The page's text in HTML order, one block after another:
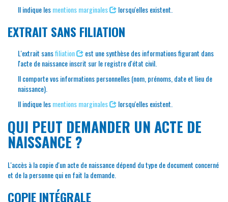
Il indique lesmentions marginales lorsqu'elles existent.
EXTRAIT SANS FILIATION
L'extrait sansfiliation
est une synthèse des informations figurant dans
l'acte de naissance inscrit sur le registre d'état civil.
Il comporte vos informations personnelles (nom, prénoms, date et lieu de
naissance).
Il indique lesmentions marginales lorsqu'elles existent.
QUI PEUT DEMANDER UN ACTE DE
NAISSANCE ?
L'accès à la copie d'un acte de naissance dépend du type de document concerné
et de la personne qui en fait la demande.
COPIE INTÉGRALE